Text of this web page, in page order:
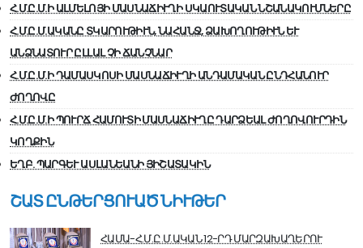
Հ.Մ.Ը.Մ.Ի ԱԼՄԵԼՈՅԻ ՄԱՍՆԱՃԻՒՂԻ ՍԿԱՈՒՏԱԿԱՆ ՆՇԱՆԱԿՈՒՄՆԵՐԸ
Հ.Մ.Ը.Մ.ԱԿԱՆԸ ՏԿԱՐՈՒԹԻՒՆ, ՆԱՀԱՆՋ, ՁԱԽՈՂՈՒԹԻՒՆ ԵՒ
ԱՆՁՆԱՏՈՒՐ ԸԼԼԱԼ ՉԻ ՃԱՆՉՆԱՐ
Հ.Մ.Ը.Մ.Ի ԴԱՄԱՍԿՈՍԻ ՄԱՍՆԱՃԻՒՂԻ ԱՆԴԱՄԱԿԱՆ ԸՆԴՀԱՆՈՒՐ
ԺՈՂՈՎԸ
Հ.Մ.Ը.Մ.Ի ՊՈՒՐՃ ՀԱՄՈՒՏԻ ՄԱՍՆԱՃԻՒՂԸ ԴԱՐՁԵԱԼ ԺՈՂՈՎՈՒՐԴԻՆ
ԿՈՂՔԻՆ
ԵՂԲ. ՊԱՐԳԵՒ ԱՍԼԱՆԵԱՆԻ ՅԻՇԱՏԱԿԻՆ
ՇԱՏ ԸՆԹԵՐՑՈՒԱԾ ՆԻՒԹԵՐ
ՀԱՄԱ-Հ.Մ.Ը.Մ.ԱԿԱՆ 12-ՐԴ ՄԱՐԶԱԽԱՂԵՐՈՒ